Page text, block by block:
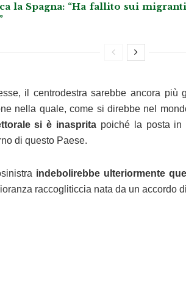
la Spagna: “Ha fallito sui
il centrodestra sarebbe ancora più
nella quale, come si direbbe nel
si è inasprita poiché la posta
di questo Paese.
indebolirebbe ulteriormente
raccogliticcia nata da un accordo